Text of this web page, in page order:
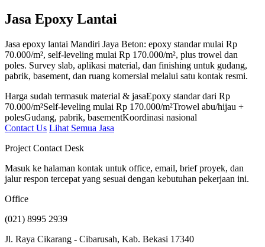
Jasa Epoxy Lantai
Jasa epoxy lantai Mandiri Jaya Beton: epoxy standar mulai Rp
70.000/m², self-leveling mulai Rp 170.000/m², plus trowel dan
poles. Survey slab, aplikasi material, dan finishing untuk gudang,
pabrik, basement, dan ruang komersial melalui satu kontak resmi.
Harga sudah termasuk material & jasaEpoxy standar dari Rp
70.000/m²Self-leveling mulai Rp 170.000/m²Trowel abu/hijau +
polesGudang, pabrik, basementKoordinasi nasional
Contact Us Lihat Semua Jasa
Project Contact Desk
Masuk ke halaman kontak untuk office, email, brief proyek, dan
jalur respon tercepat yang sesuai dengan kebutuhan pekerjaan ini.
Office
(021) 8995 2939
Jl. Raya Cikarang - Cibarusah, Kab. Bekasi 17340